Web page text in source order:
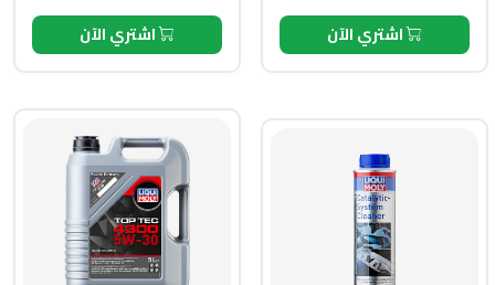
اشتري الآن
اشتري الآن